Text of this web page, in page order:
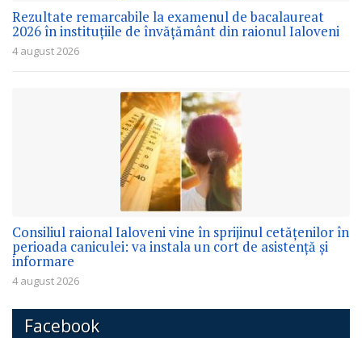
Rezultate remarcabile la examenul de bacalaureat
2026 în instituțiile de învățământ din raionul Ialoveni
4 august 2026
Consiliul raional Ialoveni vine în sprijinul cetățenilor în
perioada caniculei: va instala un cort de asistență și
informare
4 august 2026
Facebook